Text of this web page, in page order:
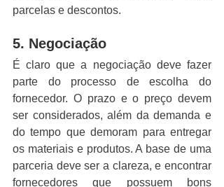
parcelas e descontos.
5. Negociação
É claro que a negociação deve fazer
parte do processo de escolha do
fornecedor. O prazo e o preço devem
ser considerados, além da demanda e
do tempo que demoram para entregar
os materiais e produtos. A base de uma
parceria deve ser a clareza, e encontrar
fornecedores que possuem bons